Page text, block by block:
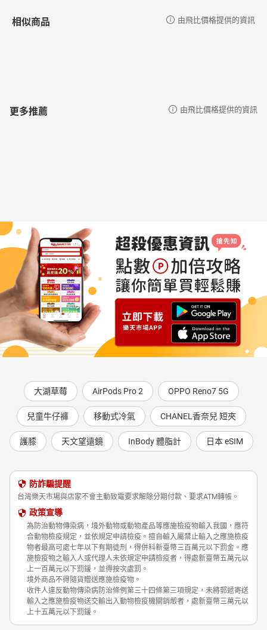
相似商品 由飛比價格提供的資訊
更多推薦 由飛比價格提供的資訊
大湖草莓 AirPods Pro 2 OPPO Reno7 5G
兒童牛仔褲 移動式冷氣 CHANEL香奈兒 短夾
護膝 天文望遠鏡 InBody 體脂計 日本 eSIM
防詐騙提醒
台灣樂天市場與店家不會主動致電要求解除分期付款、要求ATM轉帳。
政策宣導
為防治動物傳染病，境外動物或動物產品等應施檢疫物輸入我國，應符
合動物檢疫規定，並依規定申請檢疫。擅自輸入屬禁止輸入之應施檢疫
物者最高可處七年以下有期徒刑，得併科新臺幣三百萬元以下罰金。應
施檢疫物之輸入人或代理人未依規定申請檢疫者，得處新臺幣五萬元以
上一百萬元以下罰鍰，並得按次處罰。
境外商品不得隨貨贈送應施檢疫物。
收件人違反動物傳染病防治條例第三十四條第三項規定，未將郵遞寄送
輸入之應施檢疫物送交輸出入動物檢疫機關銷燬者，處新臺幣三萬元以
上十五萬元以下罰鍰。